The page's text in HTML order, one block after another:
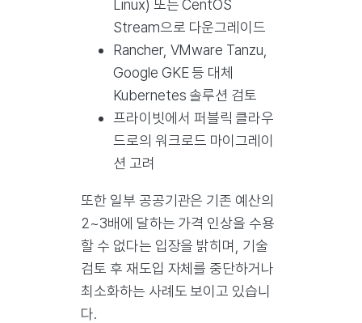
Linux) 또는 CentOS
Stream으로 다운그레이드
Rancher, VMware Tanzu,
Google GKE 등 대체
Kubernetes 솔루션 검토
프라이빗에서 퍼블릭 클라우
드로의 워크로드 마이그레이
션 고려
또한 일부 공공기관은 기존 예산의
2~3배에 달하는 가격 인상을 수용
할 수 없다는 입장을 밝히며, 기술
검토 후 재도입 자체를 중단하거나
최소화하는 사례도 보이고 있습니
다.